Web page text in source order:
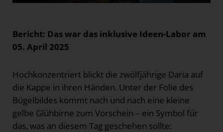
Bericht: Das war das inklusive Ideen-Labor am
05. April 2025
Hochkonzentriert blickt die zwölfjährige Daria auf
die Kappe in ihren Händen. Unter der Folie des
Bügelbildes kommt nach und nach eine kleine
gelbe Glühbirne zum Vorschein – ein Symbol für
das, was an diesem Tag geschehen sollte: